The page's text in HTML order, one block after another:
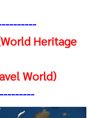
-
Heritage
World)